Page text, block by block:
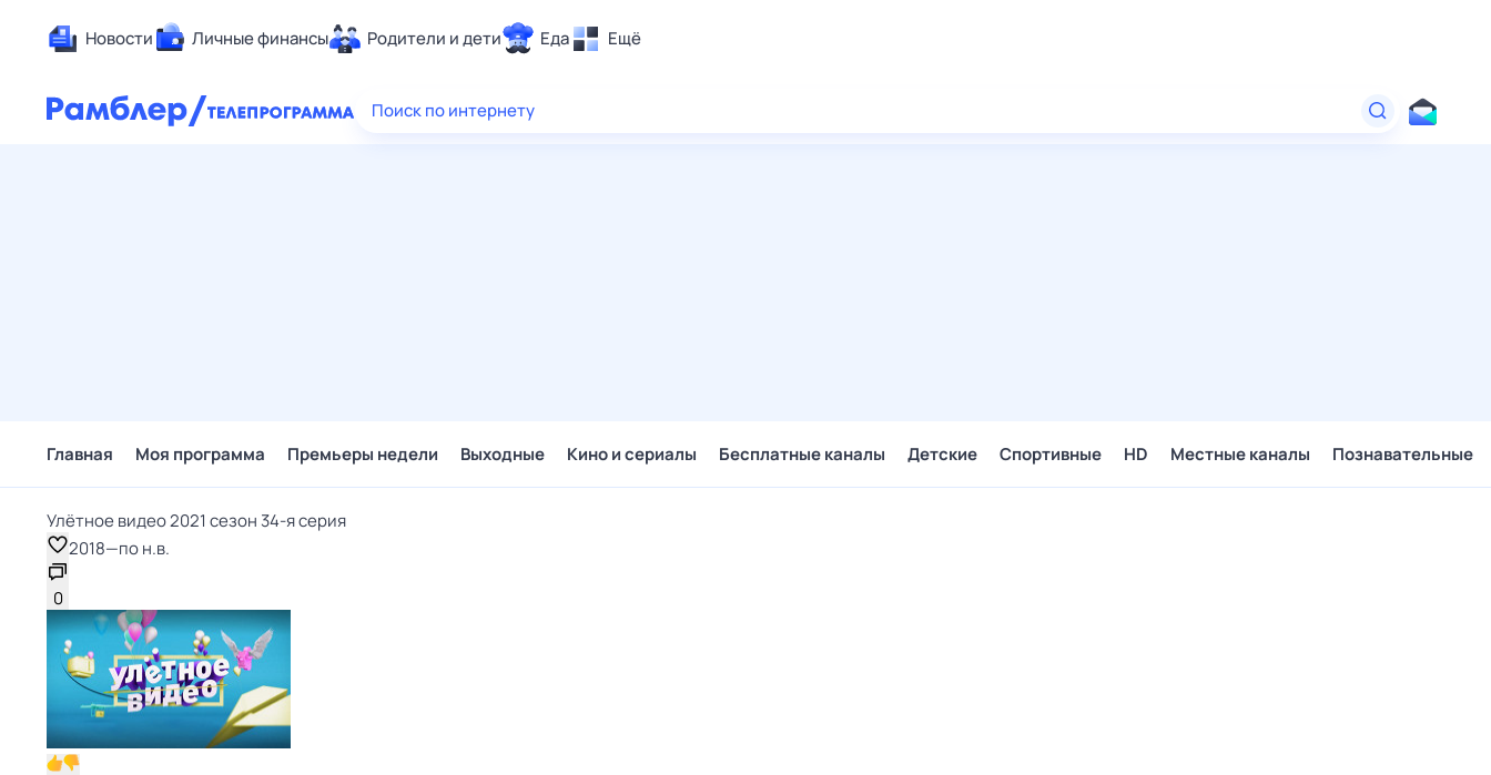
Новости Личные финансы Родители и дети Еда Ещё
Здоровье
Поиск по интернету
Главная Моя программа Премьеры недели Выходные Кино и сериалы Бесплатные каналы Детские Спортивные HD Местные каналы Познавательные
Улётное видео 2021 сезон 34-я серия
2018—по н.в.
0